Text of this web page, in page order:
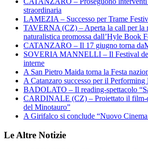
straordinaria
LAMEZIA – Successo per Trame
TAVERNA (CZ) – Aperta la call per la
naturalistica promossa dall’Hyle Book
CATANZARO – Il 17 giugno torna
SOVERIA MANNELLI – Il Festival
interne
A San Pietro Maida torna la Festa
A Catanzaro successo per il Performing
BADOLATO – Il reading-spettacolo
CARDINALE (CZ) – Proiettato il film-
del Minotauro”
A Girifalco si conclude “Nuovo
Le Altre Notizie